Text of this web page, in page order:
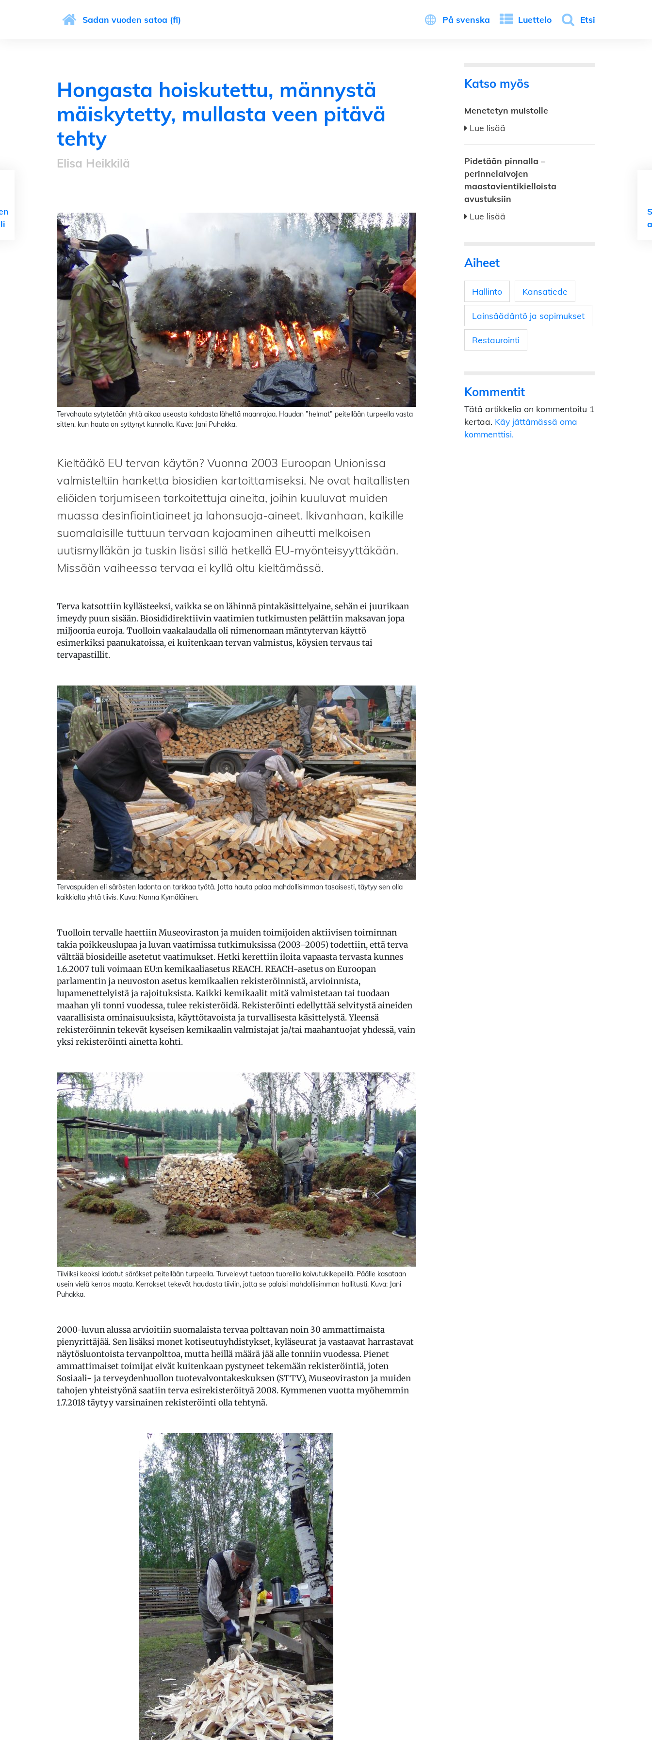
Sadan vuoden satoa (fi) Etsi
Luettelo
På svenska
Hongasta hoiskutettu, männystä
mäiskytetty, mullasta veen pitävä
tehty
Elisa Heikkilä
Tervahauta sytytetään yhtä aikaa useasta kohdasta läheltä maanrajaa. Haudan ”helmat” peitellään turpeella vasta
sitten, kun hauta on syttynyt kunnolla. Kuva: Jani Puhakka.
Kieltääkö EU tervan käytön? Vuonna 2003 Euroopan Unionissa
valmisteltiin hanketta biosidien kartoittamiseksi. Ne ovat haitallisten
eliöiden torjumiseen tarkoitettuja aineita, joihin kuuluvat muiden
muassa desinfiointiaineet ja lahonsuoja-aineet. Ikivanhaan, kaikille
suomalaisille tuttuun tervaan kajoaminen aiheutti melkoisen
uutismylläkän ja tuskin lisäsi sillä hetkellä EU-myönteisyyttäkään.
Missään vaiheessa tervaa ei kyllä oltu kieltämässä.
Terva katsottiin kyllästeeksi, vaikka se on lähinnä pintakäsittelyaine, sehän ei juurikaan
imeydy puun sisään. Biosididirektiivin vaatimien tutkimusten pelättiin maksavan jopa
miljoonia euroja. Tuolloin vaakalaudalla oli nimenomaan mäntytervan käyttö
esimerkiksi paanukatoissa, ei kuitenkaan tervan valmistus, köysien tervaus tai
tervapastillit.
Tervaspuiden eli särösten ladonta on tarkkaa työtä. Jotta hauta palaa mahdollisimman tasaisesti, täytyy sen olla
kaikkialta yhtä tiivis. Kuva: Nanna Kymäläinen.
Tuolloin tervalle haettiin Museoviraston ja muiden toimijoiden aktiivisen toiminnan
takia poikkeuslupaa ja luvan vaatimissa tutkimuksissa (2003–2005) todettiin, että terva
välttää biosideille asetetut vaatimukset. Hetki kerettiin iloita vapaasta tervasta kunnes
1.6.2007 tuli voimaan EU:n kemikaaliasetus REACH. REACH-asetus on Euroopan
parlamentin ja neuvoston asetus kemikaalien rekisteröinnistä, arvioinnista,
lupamenettelyistä ja rajoituksista. Kaikki kemikaalit mitä valmistetaan tai tuodaan
maahan yli tonni vuodessa, tulee rekisteröidä. Rekisteröinti edellyttää selvitystä aineiden
vaarallisista ominaisuuksista, käyttötavoista ja turvallisesta käsittelystä. Yleensä
rekisteröinnin tekevät kyseisen kemikaalin valmistajat ja/tai maahantuojat yhdessä, vain
yksi rekisteröinti ainetta kohti.
Tiiviiksi keoksi ladotut särökset peitellään turpeella. Turvelevyt tuetaan tuoreilla koivutukikepeillä. Päälle kasataan
usein vielä kerros maata. Kerrokset tekevät haudasta tiiviin, jotta se palaisi mahdollisimman hallitusti. Kuva: Jani
Puhakka.
2000-luvun alussa arvioitiin suomalaista tervaa polttavan noin 30 ammattimaista
pienyrittäjää. Sen lisäksi monet kotiseutuyhdistykset, kyläseurat ja vastaavat harrastavat
näytösluontoista tervanpolttoa, mutta heillä määrä jää alle tonniin vuodessa. Pienet
ammattimaiset toimijat eivät kuitenkaan pystyneet tekemään rekisteröintiä, joten
Sosiaali- ja terveydenhuollon tuotevalvontakeskuksen (STTV), Museoviraston ja muiden
tahojen yhteistyönä saatiin terva esirekisteröityä 2008. Kymmenen vuotta myöhemmin
1.7.2018 täytyy varsinainen rekisteröinti olla tehtynä.
Katso myös
Menetetyn muistolle
Lue lisää
Pidetään pinnalla –
perinnelaivojen
maastavientikielloista
avustuksiin
Lue lisää
Aiheet
Hallinto Kansatiede
Lainsäädäntö ja sopimukset
Restaurointi
Kommentit
Tätä artikkelia on kommentoitu 1
kertaa. Käy jättämässä oma
kommenttisi.